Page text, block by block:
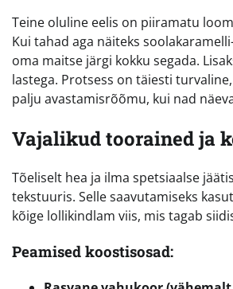
Teine oluline eelis on piiramatu
Kui tahad aga näiteks
oma maitse järgi kokku segada.
lastega. Protsess on täiesti
palju avastamisrõõmu, kui nad
Vajalikud toorained ja
Tõeliselt hea ja ilma spetsiaalse
tekstuuris. Selle saavutamiseks
kõige lollikindlam viis, mis tagab
Peamised koostisosad: